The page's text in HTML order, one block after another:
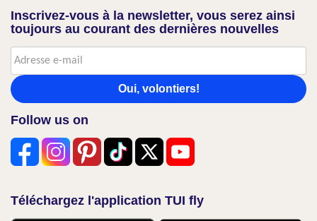
Inscrivez-vous à la newsletter, vous serez ainsi
toujours au courant des dernières nouvelles
Oui, volontiers!
Follow us on
Téléchargez l'application TUI fly